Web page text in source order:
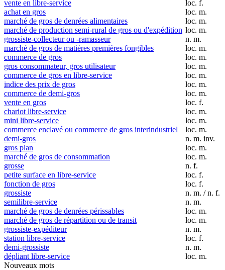
vente en libre-service
loc. f.
achat en gros
loc. m.
marché de gros de denrées alimentaires
loc. m.
marché de production semi-rural de gros ou d'expédition loc. m.
grossiste-collecteur ou -ramasseur
n. m.
marché de gros de matières premières fongibles
loc. m.
commerce de gros
loc. m.
gros consommateur, gros utilisateur
loc. m.
commerce de gros en libre-service
loc. m.
indice des prix de gros
loc. m.
commerce de demi-gros
loc. m.
vente en gros
loc. f.
chariot libre-service
loc. m.
mini libre-service
loc. m.
commerce enclavé ou commerce de gros interindustriel
loc. m.
demi-gros
n. m. inv.
gros plan
loc. m.
marché de gros de consommation
loc. m.
grosse
n. f.
petite surface en libre-service
loc. f.
fonction de gros
loc. f.
grossiste
n. m. / n. f.
semilibre-service
n. m.
marché de gros de denrées périssables
loc. m.
marché de gros de répartition ou de transit
loc. m.
grossiste-expéditeur
n. m.
station libre-service
loc. f.
demi-grossiste
n. m.
dépliant libre-service
loc. m.
Nouveaux mots